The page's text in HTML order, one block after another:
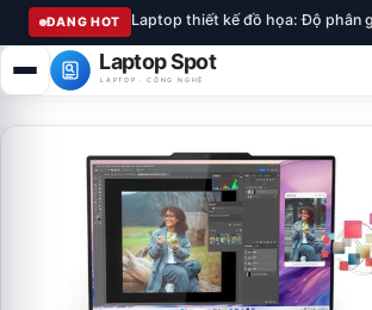
ĐANG HOT Laptop thiết kế đồ họa: Độ phân
Laptop Spot
LAPTOP · CÔNG NGHỆ